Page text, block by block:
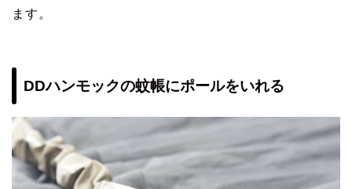
ます。
DDハンモックの蚊帳にポールをいれる